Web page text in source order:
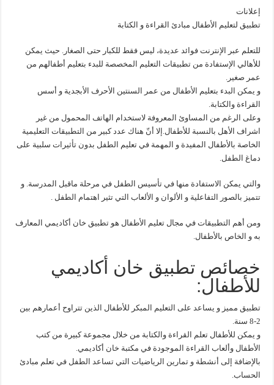
إعلانات
تطبيق لتعليم الأطفال مبادئ القراءة و الكتابة
للتعلم عبر الإنترنت فوائد عديدة، ليس فقط للكبار حتى الصغار. حيث يمكن
للأهالي الإستفادة من تطبيقات التعليم المخصصة للبدء بتعليم أطفالهم من
عمر صغير.
و يمكن البدء بتعليم الأطفال من عمر السنتين الأحرف الأبجدية و أسس
القراءة والكتابة.
وعلى الرغم من المساوئ المعروفة لاستخدام الهاتف المحمول من غير
اشراف الأهل بالنسبة للأطفال.إلا أنّ هناك عدد كبير من التطبيقات التعليمية
الخاصة بالأطفال المفيدة و المهمة في تعليم الطفل بدون تأثيرات سلبية على
دماغ الطفل.
والتي يمكن الاستفادة منها في تأسيس الطفل في مرحلة ماقبل المدرسة. و
تتميز بالصور التفاعلية و الألوان و الألعاب التي تثير اهتمام الطفل .
ومن أهم التطبيقات في مجال تعليم الأطفال هو تطبيق خان أكاديمي المعارف
به و الخاص بالأطفال.
خصائص تطبيق خان أكاديمي
للأطفال:
تطبيق مميز و يساعد على التعليم المبكر للأطفال الذين تتراوح أعمارهم بين
2-8 سنة.
و يمكن للأطفال تعلم القراءة والكتابة من خلال مجموعة كبيرة من كتب
الأطفال وألعاب القراءة الموجودة في مكتبة خان أكاديمي.
بالإضافة إلى أنشطة و تمارين الرياضيات التي تساعد الطفل في تعلم مبادئ
الحساب.